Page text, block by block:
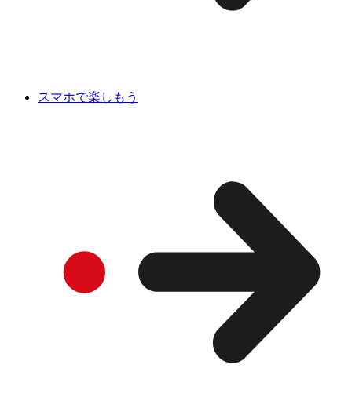
スマホで楽しもう